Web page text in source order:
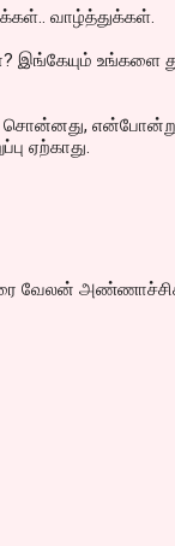
வாழ்த்துக்கள்.
இங்கேயும் உங்களை
சொன்னது,
ஏற்காது.
வேலன்